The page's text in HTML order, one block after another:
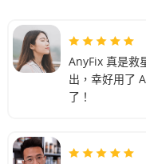
AnyFix 真是救
出，幸好用了
了！